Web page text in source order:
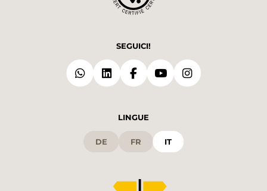
SEGUICI!
LINGUE
DE FR IT